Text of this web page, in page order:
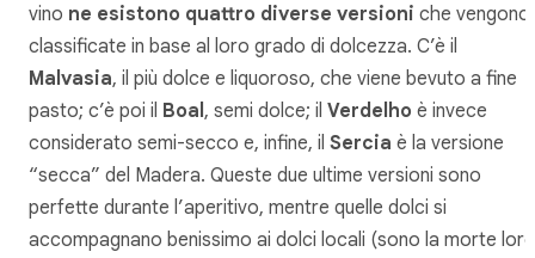
vino ne esistono quattro diverse versioni che vengono
classificate in base al loro grado di dolcezza. C’è il
Malvasia, il più dolce e liquoroso, che viene bevuto a fine
pasto; c’è poi il Boal , semi dolce; il Verdelho è invece
considerato semi-secco e, infine, il Sercia è la versione
“secca” del Madera. Queste due ultime versioni sono
perfette durante l’aperitivo, mentre quelle dolci si
accompagnano benissimo ai dolci locali (sono la morte loro